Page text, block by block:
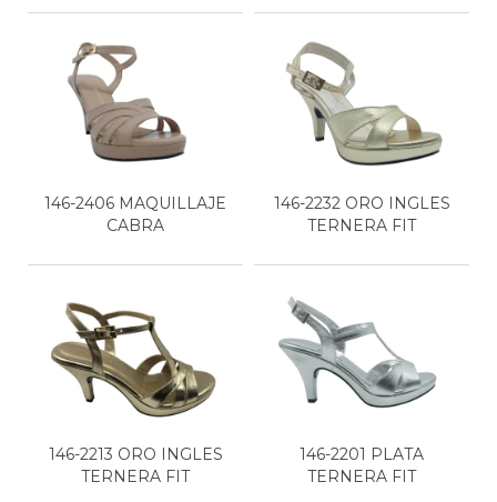
146-2406 MAQUILLAJE
CABRA
146-2232 ORO INGLES
TERNERA FIT
146-2213 ORO INGLES
TERNERA FIT
146-2201 PLATA
TERNERA FIT